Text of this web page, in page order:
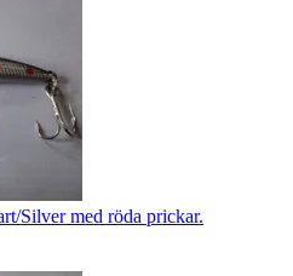
Silver med röda prickar.